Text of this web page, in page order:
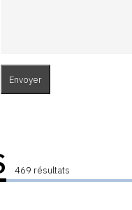
469 résultats